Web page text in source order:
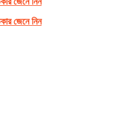
জেনে নিন